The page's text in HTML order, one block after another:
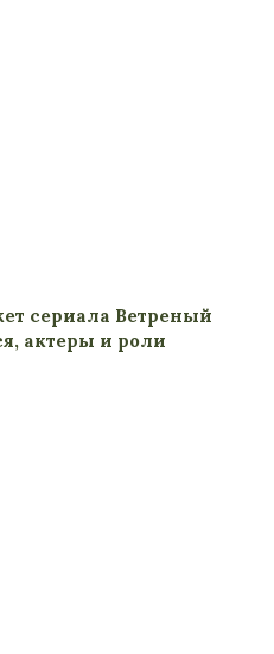
сериала Ветреный
актеры и роли